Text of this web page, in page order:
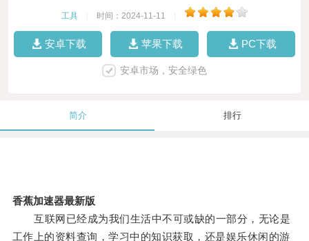
工具 时间：2024-11-11
安卓下载 苹果下载 PC下载
安卓市场，安全绿色
简介 排行
香蕉加速器最新版
互联网已经成为我们生活中不可或缺的一部分，无论是
工作上的资料查询，学习中的知识获取，还是娱乐休闲的游